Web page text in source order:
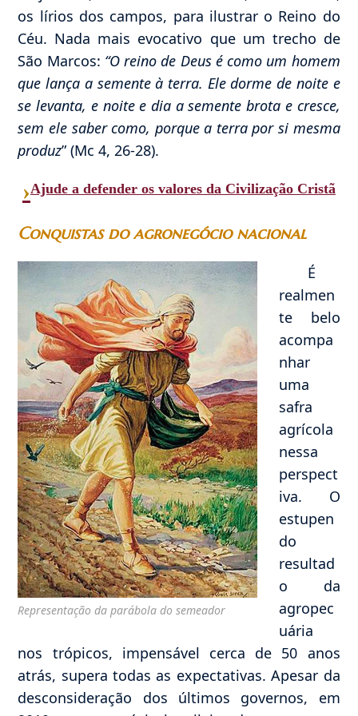
os lírios dos campos, para ilustrar o Reino do
Céu. Nada mais evocativo que um trecho de
São Marcos: “O reino de Deus é como um homem
que lança a semente à terra. Ele dorme de noite e
se levanta, e noite e dia a semente brota e cresce,
sem ele saber como, porque a terra por si mesma
produz” (Mc 4, 26-28).
›Ajude a defender os valores da Civilização Cristã
Conquistas do agronegócio nacional
Representação da parábola do semeador
É
realmen
te belo
acompa
nhar
uma
safra
agrícola
nessa
perspect
iva. O
estupen
do
resultad
o da
agropec
uária
nos trópicos, impensável cerca de 50 anos
atrás, supera todas as expectativas. Apesar da
desconsideração dos últimos governos, em